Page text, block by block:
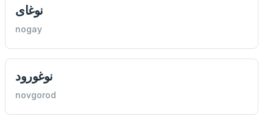
نوغای
nogay
نوغورود
novgorod